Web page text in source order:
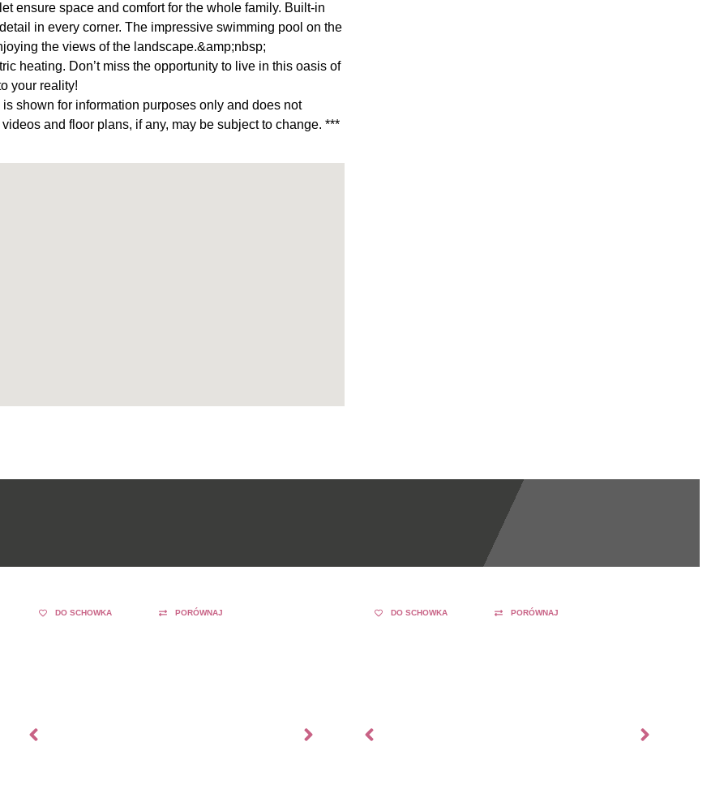
ensure space and comfort for the whole family. Built-in
in every corner. The impressive swimming pool on the
the views of the landscape.&amp;nbsp;
heating. Don’t miss the opportunity to live in this oasis of
your reality!
shown for information purposes only and does not
and floor plans, if any, may be subject to change. ***
DO SCHOWKA PORÓWNAJ DO SCHOWKA PORÓWNAJ